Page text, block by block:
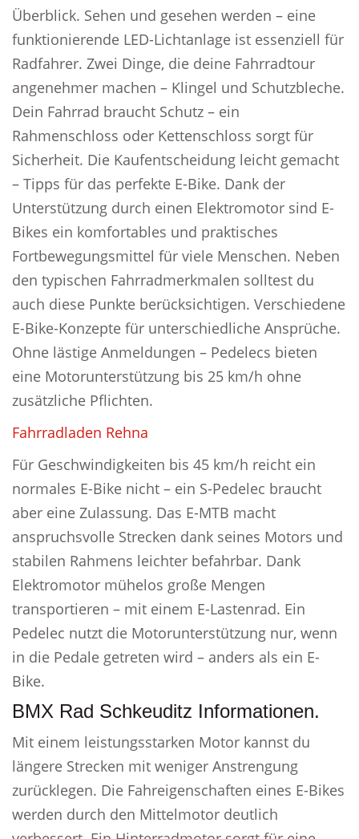
Überblick. Sehen und gesehen werden – eine
funktionierende LED-Lichtanlage ist essenziell für
Radfahrer. Zwei Dinge, die deine Fahrradtour
angenehmer machen – Klingel und Schutzbleche.
Dein Fahrrad braucht Schutz – ein
Rahmenschloss oder Kettenschloss sorgt für
Sicherheit. Die Kaufentscheidung leicht gemacht
– Tipps für das perfekte E-Bike. Dank der
Unterstützung durch einen Elektromotor sind E-
Bikes ein komfortables und praktisches
Fortbewegungsmittel für viele Menschen. Neben
den typischen Fahrradmerkmalen solltest du
auch diese Punkte berücksichtigen. Verschiedene
E-Bike-Konzepte für unterschiedliche Ansprüche.
Ohne lästige Anmeldungen – Pedelecs bieten
eine Motorunterstützung bis 25 km/h ohne
zusätzliche Pflichten.
Fahrradladen Rehna
Für Geschwindigkeiten bis 45 km/h reicht ein
normales E-Bike nicht – ein S-Pedelec braucht
aber eine Zulassung. Das E-MTB macht
anspruchsvolle Strecken dank seines Motors und
stabilen Rahmens leichter befahrbar. Dank
Elektromotor mühelos große Mengen
transportieren – mit einem E-Lastenrad. Ein
Pedelec nutzt die Motorunterstützung nur, wenn
in die Pedale getreten wird – anders als ein E-
Bike.
BMX Rad Schkeuditz Informationen.
Mit einem leistungsstarken Motor kannst du
längere Strecken mit weniger Anstrengung
zurücklegen. Die Fahreigenschaften eines E-Bikes
werden durch den Mittelmotor deutlich